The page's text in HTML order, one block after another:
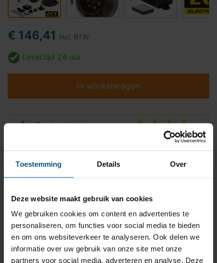
Toestemming Details Over
Deze website maakt gebruik van cookies
We gebruiken cookies om content en advertenties te
personaliseren, om functies voor social media te bieden
en om ons websiteverkeer te analyseren. Ook delen we
informatie over uw gebruik van onze site met onze
partners voor social media, adverteren en analyse. Deze
€ 146,41 incl. BTW
Levertijd 24 uur
In winkelwagen
Top kwaliteit
Snelle levering
Klantbeoordeling 9,2/10
Kabelset specificatie